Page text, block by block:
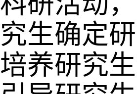
究生确定
培养研究